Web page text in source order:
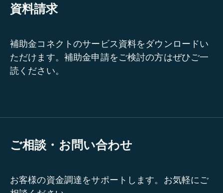
資料請求
補助金コネクトのサービス資料をダウンロードい
ただけます。補助金申請をご検討の方はぜひご一
読ください。
ご相談・お問い合わせ
お客様の資金調達をサポートします。お気軽にご